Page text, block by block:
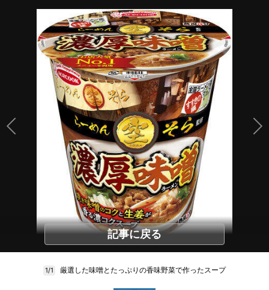
記事に戻る
1/1 厳選した味噌とたっぷりの香味野菜で作ったスープ